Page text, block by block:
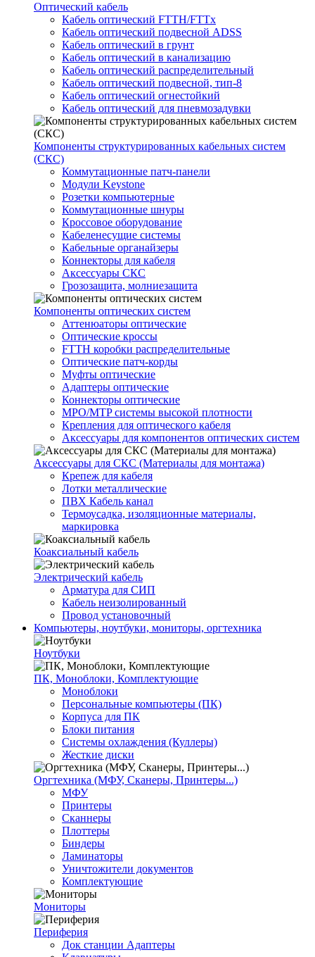
Оптический кабель
Кабель оптический FTTH/FTTx
Кабель оптический подвесной ADSS
Кабель оптический в грунт
Кабель оптический в канализацию
Кабель оптический распределительный
Кабель оптический подвесной, тип-8
Кабель оптический огнестойкий
Кабель оптический для пневмозадувки
Компоненты структурированных кабельных систем
(СКС)
Коммутационные патч-панели
Модули Keystone
Розетки компьютерные
Коммутационные шнуры
Кроссовое оборудование
Кабеленесущие системы
Кабельные органайзеры
Коннекторы для кабеля
Аксессуары СКС
Грозозащита, молниезащита
Компоненты оптических систем
Аттенюаторы оптические
Оптические кроссы
FTTH коробки распределительные
Оптические патч-корды
Муфты оптические
Адаптеры оптические
Коннекторы оптические
MPO/MTP системы высокой плотности
Крепления для оптического кабеля
Аксессуары для компонентов оптических систем
Аксессуары для СКС (Материалы для монтажа)
Крепеж для кабеля
Лотки металлические
ПВХ Кабель канал
Термоусадка, изоляционные материалы,
маркировка
Коаксиальный кабель
Электрический кабель
Арматура для СИП
Кабель неизолированный
Провод установочный
Компьютеры, ноутбуки, мониторы, оргтехника
Ноутбуки
ПК, Моноблоки, Комплектующие
Моноблоки
Персональные компьютеры (ПК)
Корпуса для ПК
Блоки питания
Системы охлаждения (Куллеры)
Жесткие диски
Оргтехника (МФУ, Сканеры, Принтеры...)
МФУ
Принтеры
Сканнеры
Плоттеры
Биндеры
Ламинаторы
Уничтожители документов
Комплектующие
Мониторы
Периферия
Док станции Адаптеры